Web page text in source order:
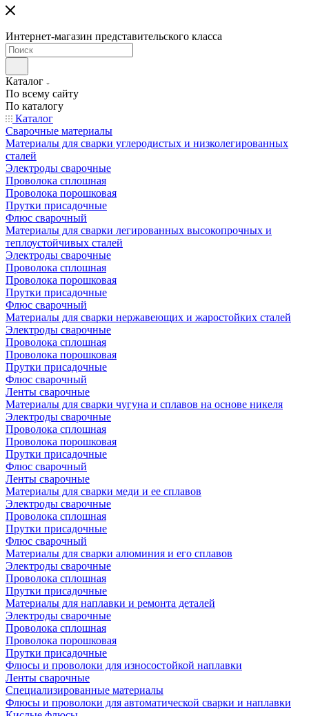
Интернет-магазин представительского класса
Каталог
По всему сайту
По каталогу
Каталог
Сварочные материалы
Материалы для сварки углеродистых и низколегированных
сталей
Электроды сварочные
Проволока сплошная
Проволока порошковая
Прутки присадочные
Флюс сварочный
Материалы для сварки легированных высокопрочных и
теплоустойчивых сталей
Электроды сварочные
Проволока сплошная
Проволока порошковая
Прутки присадочные
Флюс сварочный
Материалы для сварки нержавеющих и жаростойких сталей
Электроды сварочные
Проволока сплошная
Проволока порошковая
Прутки присадочные
Флюс сварочный
Ленты сварочные
Материалы для сварки чугуна и сплавов на основе никеля
Электроды сварочные
Проволока сплошная
Проволока порошковая
Прутки присадочные
Флюс сварочный
Ленты сварочные
Материалы для сварки меди и ее сплавов
Электроды сварочные
Проволока сплошная
Прутки присадочные
Флюс сварочный
Материалы для сварки алюминия и его сплавов
Электроды сварочные
Проволока сплошная
Прутки присадочные
Материалы для наплавки и ремонта деталей
Электроды сварочные
Проволока сплошная
Проволока порошковая
Прутки присадочные
Флюсы и проволоки для износостойкой наплавки
Ленты сварочные
Специализированные материалы
Флюсы и проволоки для автоматической сварки и наплавки